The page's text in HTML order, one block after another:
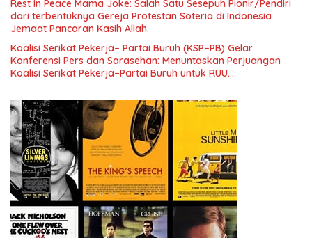
Indonesia dan Mancanegara”.
Rest In Peace Mama Joke: Salah Satu Sesepuh Pionir/Pendiri
dari terbentuknya Gereja Protestan Soteria di Indonesia
Jemaat Pancaran Kasih Allah.
Koalisi Serikat Pekerja– Partai Buruh (KSP–PB) Gelar
Konferensi Pers dan Sarasehan: Menuntaskan Perjuangan
Koalisi Serikat Pekerja–Partai Buruh untuk RUU